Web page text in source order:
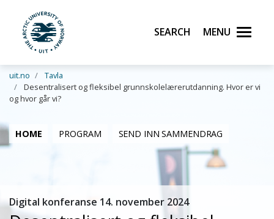
Skip to main content
UiT The Arctic University of Norway
Search Menu
uit.no
Tavla
Desentralisert og fleksibel grunnskolelærerutdanning. Hvor er vi
og hvor går vi?
HOME PROGRAM SEND INN SAMMENDRAG
Digital konferanse 14. november 2024